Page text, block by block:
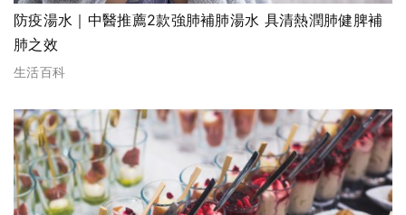
防疫湯水｜中醫推薦2款強肺補肺湯水 具清熱潤肺健脾補
肺之效
生活百科